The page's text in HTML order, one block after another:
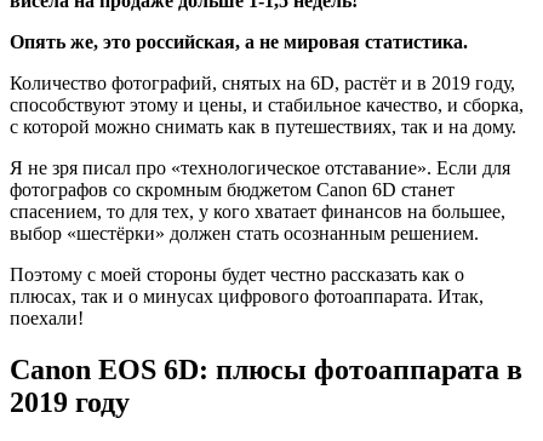
Опять же, это российская, а не мировая статистика.
Количество фотографий, снятых на 6D, растёт и в 2019 году,
способствуют этому и цены, и стабильное качество, и сборка,
с которой можно снимать как в путешествиях, так и на дому.
Я не зря писал про «технологическое отставание». Если для
фотографов со скромным бюджетом Canon 6D станет
спасением, то для тех, у кого хватает финансов на большее,
выбор «шестёрки» должен стать осознанным решением.
Поэтому с моей стороны будет честно рассказать как о
плюсах, так и о минусах цифрового фотоаппарата. Итак,
поехали!
Canon EOS 6D: плюсы фотоаппарата в
2019 году